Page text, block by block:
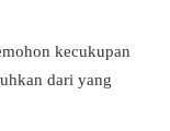
kecukupan
dari yang